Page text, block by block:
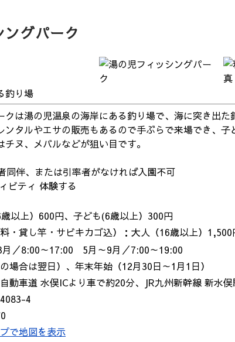
グパーク
釣り場
は湯の児温泉の海岸にある釣り場で、海に突き出た
ンタルやエサの販売もあるので手ぶらで来場でき、子
ヌ、メバルなどが狙い目です。
伴、または引率者がなければ入園不可
ビティ 体験する
以上）600円、子ども(6歳以上）300円
・貸し竿・サビキカゴ込）：大人（16歳以上）
月／8:00～17:00 5月～9月／7:00～19:00
場合は翌日）、年末年始（12月30日～1月1日）
動車道 水俣ICより車で約20分、JR九州新幹線 新水
4
で地図を表示